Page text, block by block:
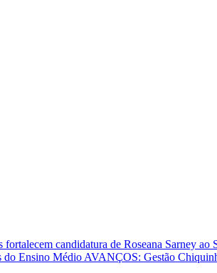
candidatura de Roseana Sarney ao
do Ensino Médio AVANÇOS: Gestão